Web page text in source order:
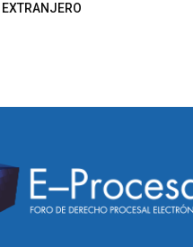
EXTRANJERO